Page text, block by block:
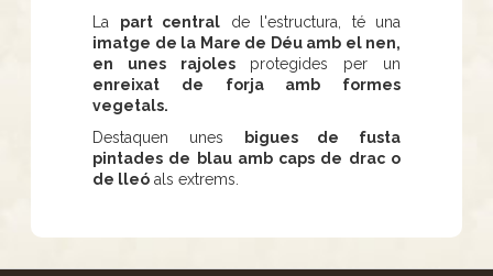
La part central de l'estructura, té una
imatge de la Mare de Déu amb el nen,
en unes rajolesprotegides per un
enreixat de forja amb formes
vegetals.
Destaquen unes
bigues de fusta
pintades de blau amb caps de drac o
de lleó als extrems.